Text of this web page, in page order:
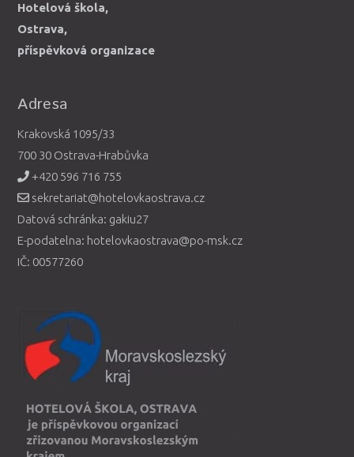
Hotelová škola,
Ostrava,
příspěvková organizace
Adresa
Krakovská 1095/33
700 30 Ostrava-Hrabůvka
+420 596 716 755
sekretariat@hotelovkaostrava.cz
Datová schránka: gakiu27
E-podatelna: hotelovkaostrava@po-msk.cz
IČ: 00577260